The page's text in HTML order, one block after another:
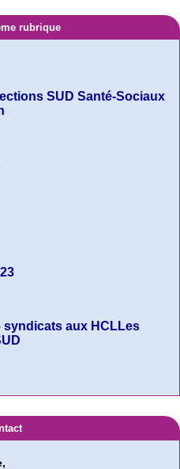
rubrique
SUD Santé-Sociaux
aux HCLLes